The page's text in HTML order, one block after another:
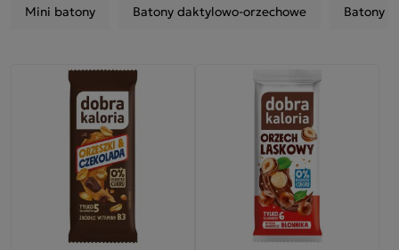
Mini batony Batony daktylowo-orzechowe Batony